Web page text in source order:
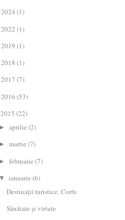
2024 (1)
2022 (1)
2019 (1)
2018 (1)
2017 (7)
2016 (53)
2015 (22)
► aprilie (2)
► martie (7)
► februarie (7)
▼ ianuarie (6)
Destinații turistice: Corfu
Sănătate și virtute